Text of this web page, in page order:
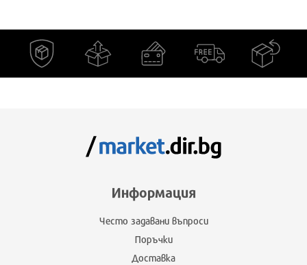
Информация
Често задавани въпроси
Поръчки
Доставка